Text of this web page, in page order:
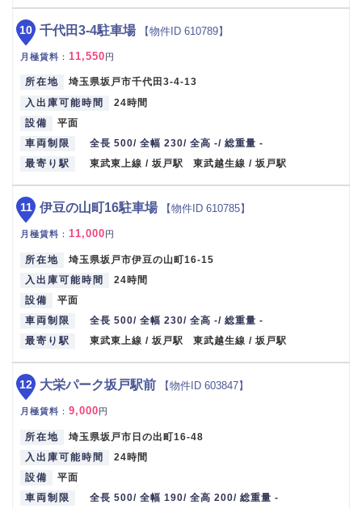
千代田3-4駐車場 【物件ID 610789】
月極賃料 ： 11,550円
所在地
埼玉県坂戸市千代田3-4-13
入出庫可能時間
24時間
設備
平面
車両制限
全長 500/ 全幅 230/ 全高 -/ 総重量 -
最寄り駅
東武東上線 / 坂戸駅 東武越生線 / 坂戸駅
10
伊豆の山町16駐車場 【物件ID 610785】
月極賃料 ： 11,000円
所在地
埼玉県坂戸市伊豆の山町16-15
入出庫可能時間
24時間
設備
平面
車両制限
全長 500/ 全幅 230/ 全高 -/ 総重量 -
最寄り駅
東武東上線 / 坂戸駅 東武越生線 / 坂戸駅
11
大栄パーク坂戸駅前 【物件ID 603847】
月極賃料 ： 9,000 円
所在地
埼玉県坂戸市日の出町16-48
入出庫可能時間
24時間
設備
平面
車両制限
全長 500/ 全幅 190/ 全高 200/ 総重量 -
12